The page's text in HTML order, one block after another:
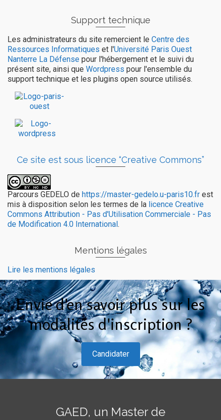
Support technique
Les administrateurs du site remercient le Centre des
Ressources Informatiques et l'Université Paris Ouest
Nanterre La Défense pour l'hébergement et le suivi du
présent site, ainsi que Wordpress pour l'ensemble du
support technique et les plugins open source utilisés.
Ce site est sous licence “Creative Commons”
Parcours GEDELO de https://master-gedelo.u-paris10.fr est
mis à disposition selon les termes de la licence Creative
Commons Attribution - Pas d'Utilisation Commerciale - Pas
de Modification 4.0 International .
Mentions légales
Lire les mentions légales
Envie d'en savoir plus sur les
modalités d'inscription ?
Candidater
GAED, un Master de